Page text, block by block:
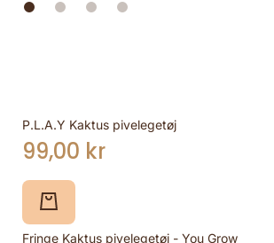
P.L.A.Y Kaktus pivelegetøj
99,00 kr
Fringe Kaktus pivelegetøj - You Grow